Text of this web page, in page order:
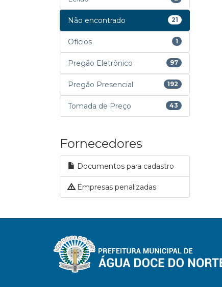
Não encontrado 21
Ofícios 1
Pregão Eletrônico 97
Pregão Presencial 192
Tomada de Preço 43
Fornecedores
Documentos para cadastro
Empresas penalizadas